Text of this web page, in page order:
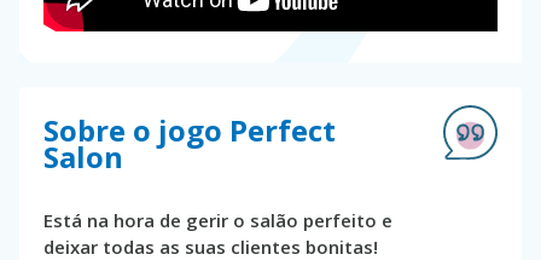
Sobre o jogo Perfect
Salon
Está na hora de gerir o salão perfeito e
deixar todas as suas clientes bonitas!